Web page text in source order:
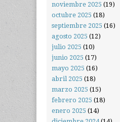
noviembre 2025 (19)
octubre 2025 (18)
septiembre 2025 (16)
agosto 2025 (12)
julio 2025 (10)
junio 2025 (17)
mayo 2025 (16)
abril 2025 (18)
marzo 2025 (15)
febrero 2025 (18)
enero 2025 (14)